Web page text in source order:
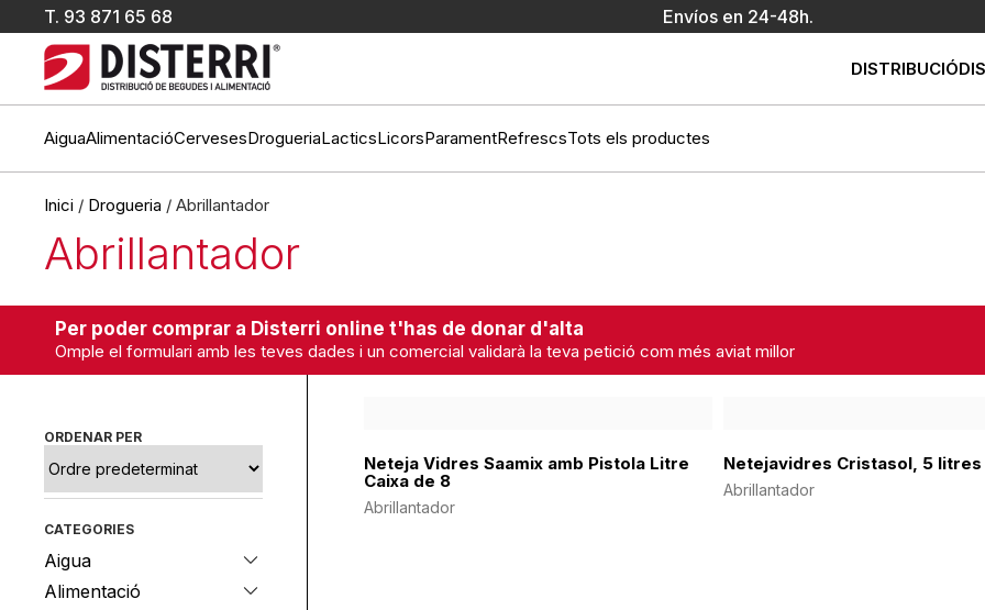
T. 93 871 65 68 Envíos en 24-48h.
DISTRIBUCIÓ
AiguaAlimentacióCervesesDrogueriaLacticsLicorsParamentRefrescsTots els productes
Inici / Drogueria / Abrillantador
Abrillantador
Per poder comprar a Disterri online t'has de donar d'alta
Omple el formulari amb les teves dades i un comercial validarà la teva petició com més aviat millor
ORDENAR PER
CATEGORIES
Aigua
Alimentació
Neteja Vidres Saamix amb Pistola Litre
Caixa de 8
Abrillantador
Netejavidres Cristasol, 5 litres
Abrillantador